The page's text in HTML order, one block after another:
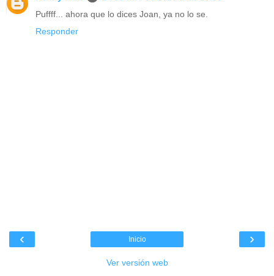
Puffff... ahora que lo dices Joan, ya no lo se.
Responder
‹ ›
Inicio
Ver versión web